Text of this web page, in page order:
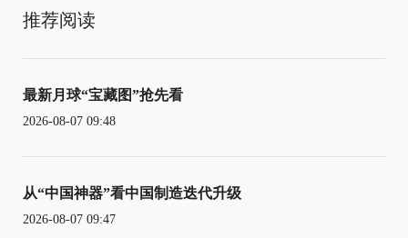
推荐阅读
最新月球“宝藏图”抢先看
2026-08-07 09:48
从“中国神器”看中国制造迭代升级
2026-08-07 09:47